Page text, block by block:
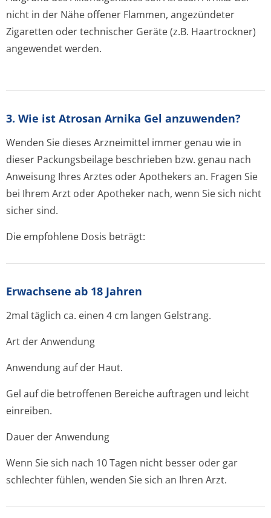
nicht in der Nähe offener Flammen, angezündeter
Zigaretten oder technischer Geräte (z.B. Haartrockner)
angewendet werden.
3. Wie ist Atrosan Arnika Gel anzuwenden?
Wenden Sie dieses Arzneimittel immer genau wie in
dieser Packungsbeilage beschrieben bzw. genau nach
Anweisung Ihres Arztes oder Apothekers an. Fragen Sie
bei Ihrem Arzt oder Apotheker nach, wenn Sie sich nicht
sicher sind.
Die empfohlene Dosis beträgt:
Erwachsene ab 18 Jahren
2mal täglich ca. einen 4 cm langen Gelstrang.
Art der Anwendung
Anwendung auf der Haut.
Gel auf die betroffenen Bereiche auftragen und leicht
einreiben.
Dauer der Anwendung
Wenn Sie sich nach 10 Tagen nicht besser oder gar
schlechter fühlen, wenden Sie sich an Ihren Arzt.